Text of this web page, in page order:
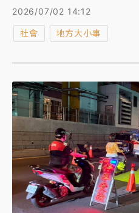
車，導致55歲唐姓男騎士不
被警方發現「整個人塞在
2026/07/02 14:12
社會 地方大小事